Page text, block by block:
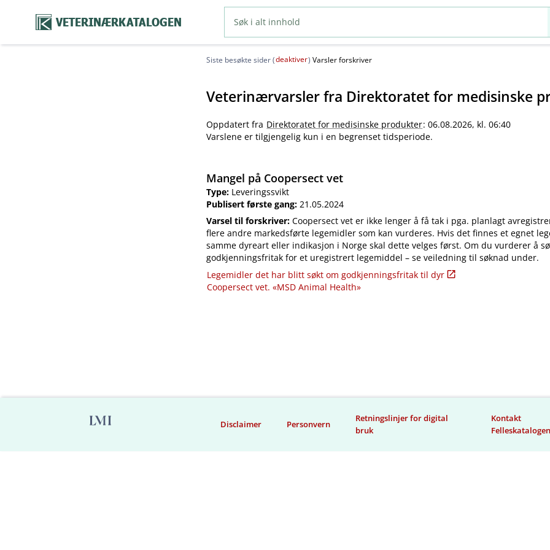
VETERINÆRKATALOGEN
Siste besøkte sider (deaktiver) Varsler forskriver
Veterinærvarsler fra Direktoratet for medisinske
Oppdatert fra Direktoratet for medisinske produkter: 06.08.2026, kl. 06:40
Varslene er tilgjengelig kun i en begrenset tidsperiode.
Mangel på Coopersect vet
Type: Leveringssvikt
Publisert første gang:21.05.2024
Varsel til forskriver:Coopersect vet er ikke lenger å få tak i pga. planlagt
flere andre markedsførte legemidler som kan vurderes. Hvis det finnes et egnet
samme dyreart eller indikasjon i Norge skal dette velges først. Om du vurderer å
godkjenningsfritak for et uregistrert legemiddel – se veiledning til søknad under.
Legemidler det har blitt søkt om godkjenningsfritak til dyr
Coopersect vet. «MSD Animal Health»
Disclaimer Personvern
Retningslinjer for digital
bruk
Kontakt
Felleskatalogen